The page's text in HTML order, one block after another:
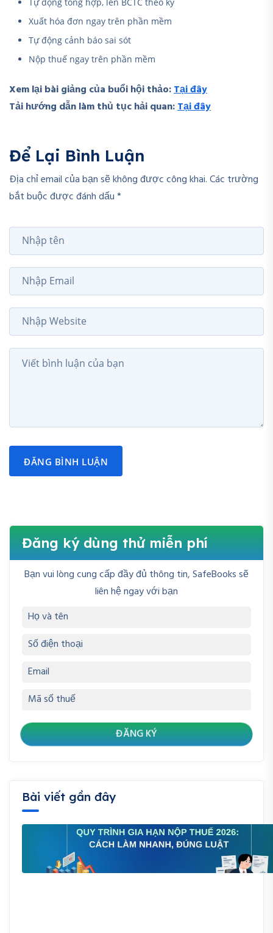
Xuất hóa đơn ngay trên phần mềm
Tự động cảnh báo sai sót
Nộp thuế ngay trên phần mềm
Xem lại bài giảng của buổi hội thảo:Tại đây
Tải hướng dẫn làm thủ tục hải quan:Tại đây
Để Lại Bình Luận
Địa chỉ email của bạn sẽ không được công khai. Các trường
bắt buộc được đánh dấu *
ĐĂNG BÌNH LUẬN
Đăng ký dùng thử miễn phí
Bạn vui lòng cung cấp đầy đủ thông tin, SafeBooks sẽ
liên hệ ngay với bạn
Bài viết gần đây